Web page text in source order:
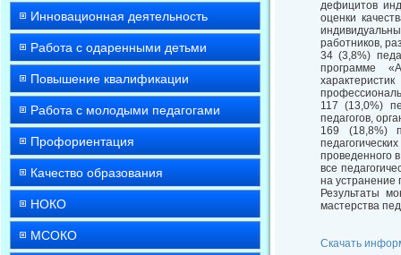
Инновационная деятельность
Работа с одаренными детьми
Повышение квалификации
Работа с молодыми педагогами
Профориентация
Качество образования
НОКО
МСОКО
дефицитов
оценки
работников,
34 (3,8%)
программе
117 (13,0%)
педагогов,
169 (18,8%)
проведенного
все
на устранение
Результаты
мастерства
Скачать